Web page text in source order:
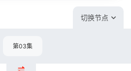
切换节点
第03集